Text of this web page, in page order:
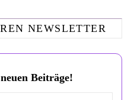
NEWSLETTER
Beiträge!